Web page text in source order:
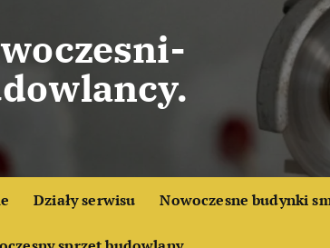
Działy serwisu Nowoczesne budynki